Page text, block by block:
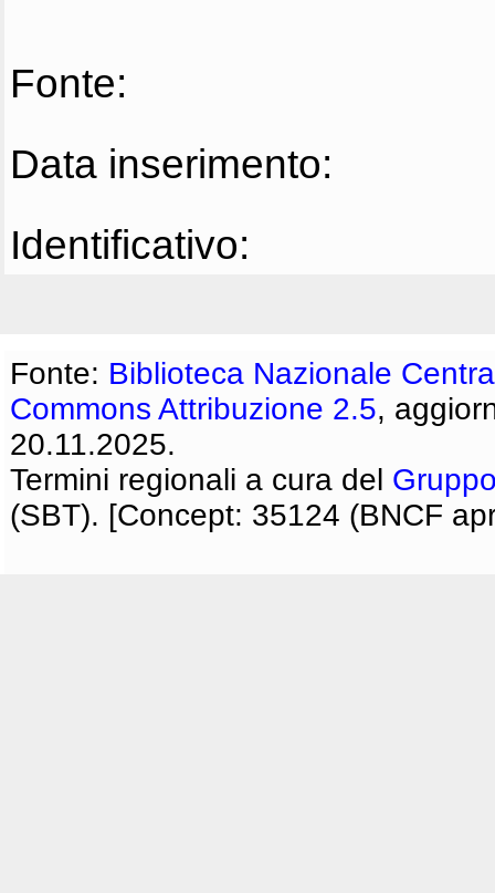
Fonte:
Data inserimento:
Identificativo:
Fonte: Biblioteca Nazionale
Commons Attribuzione 2.5,
20.11.2025.
Termini regionali a cura del
(SBT). [Concept: 35124 (BNCF